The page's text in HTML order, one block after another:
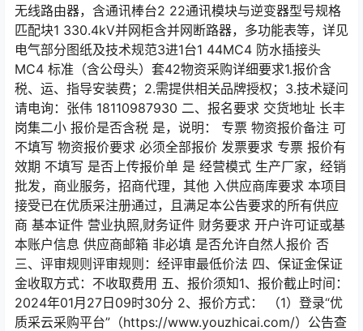
无线路由器，含通讯棒台2 22通讯模块与逆变器型号规格
匹配块1 330.4kV并网柜含并网断路器，多功能表等，详见
电气部分图纸及技术规范3进1台1 44MC4 防水插接头
MC4 标准（含公母头）套42物资采购详细要求1.报价含
税、运、指导安装费；2.需提供相关品牌授权；3.技术疑问
请电询：张伟 18110987930 二、报名要求 交货地址 长丰
岗集二小 报价是否含税 是，说明： 专票 物资报价备注 可
不填写 物资报价要求 必须全部报价 发票要求 专票 报价有
效期 不填写 是否上传报价单 是 经营模式 生产厂家，经销
批发，商业服务，招商代理，其他 入供应商库要求 本项目
接受已在优质采注册通过，且满足本公告要求的所有供应
商 基本证件 营业执照,财务证件 财务要求 开户许可证或基
本账户信息 供应商邮箱 非必填 是否允许自然人报价 否
三、评审规则评审规则：经评审最低价法 四、保证金保证
金收取方式：不收取费用 五、报价须知1、报价截止时间：
2024年01月27日09时30分 2、报价方式： （1）登录“优
质采云采购平台”（https://www.youzhicai.com/）公告查